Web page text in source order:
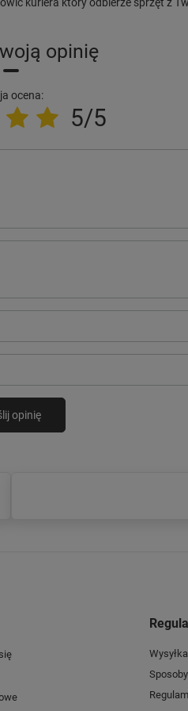
opinię
ocena:
5/5
opinię
Wysyłka